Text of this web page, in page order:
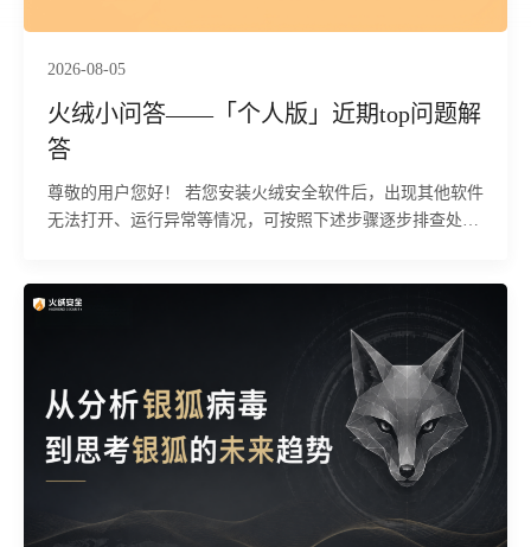
避运维排查，搭建持久后门、横向渗透内网，甚至篡改业务
数据、植入勒索程序，大幅抬高安全事件的发现与溯源成
本，给企业带来数据泄露、业务中断、合规追责等多重损
2026-08-05
火绒小问答——「个人版」近期top问题解
答
尊敬的用户您好！ 若您安装火绒安全软件后，出现其他软件
无法打开、运行异常等情况，可按照下述步骤逐步排查处